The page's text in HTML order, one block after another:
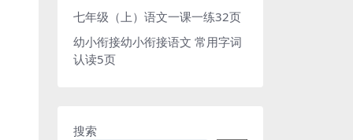
七年级（上）语文一课一练32页
幼小衔接幼小衔接语文 常用字词
认读5页
搜索